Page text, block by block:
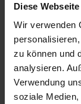
Diese
Wir verwenden
zu können und
analysieren.
Verwendung
soziale
Lassen
Unsere